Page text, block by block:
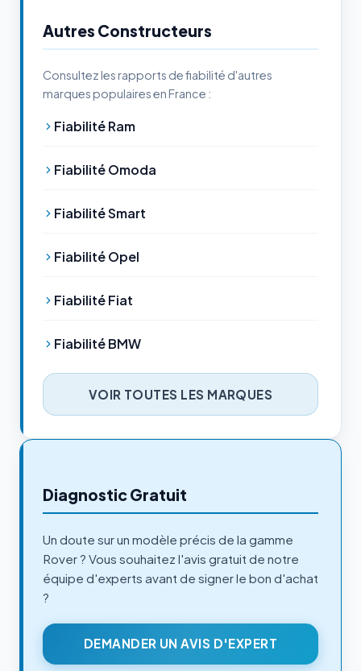
Autres Constructeurs
Consultez les rapports de fiabilité d'autres
marques populaires en France :
Fiabilité Ram
Fiabilité Omoda
Fiabilité Smart
Fiabilité Opel
Fiabilité Fiat
Fiabilité BMW
VOIR TOUTES LES MARQUES
Diagnostic Gratuit
Un doute sur un modèle précis de la gamme
Rover ? Vous souhaitez l'avis gratuit de notre
équipe d'experts avant de signer le bon d'achat
?
DEMANDER UN AVIS D'EXPERT